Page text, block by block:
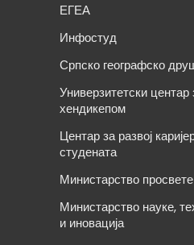
ЕГЕА
Инфостуд
Српско географско
Универзитетски центар
хендикепом
Центар за развој
студената
Министарство просвете
Министарство науке,
и иновација